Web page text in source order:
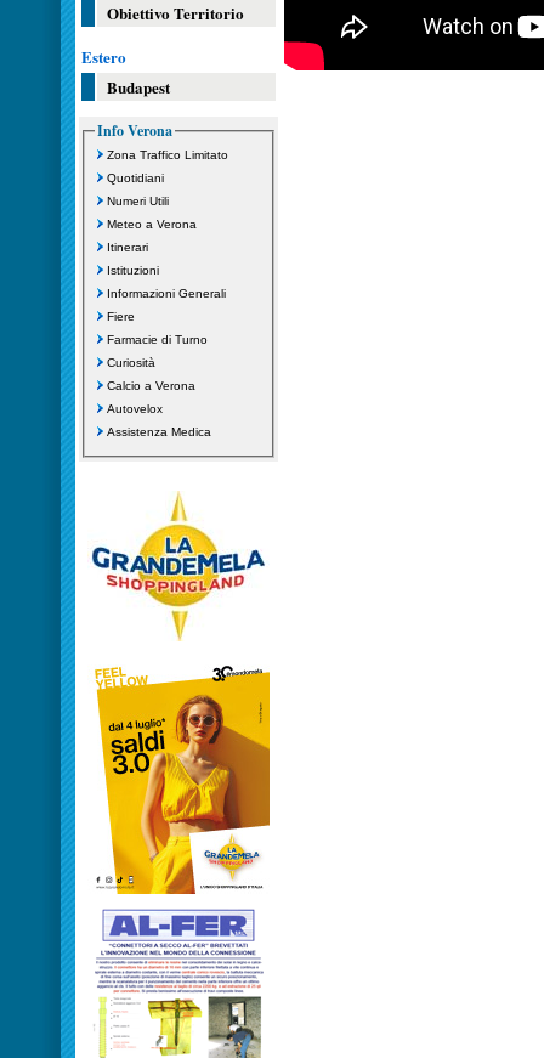
Obiettivo Territorio
Estero
Budapest
Info Verona
Zona Traffico Limitato
Quotidiani
Numeri Utili
Meteo a Verona
Itinerari
Istituzioni
Informazioni Generali
Fiere
Farmacie di Turno
Curiosità
Calcio a Verona
Autovelox
Assistenza Medica